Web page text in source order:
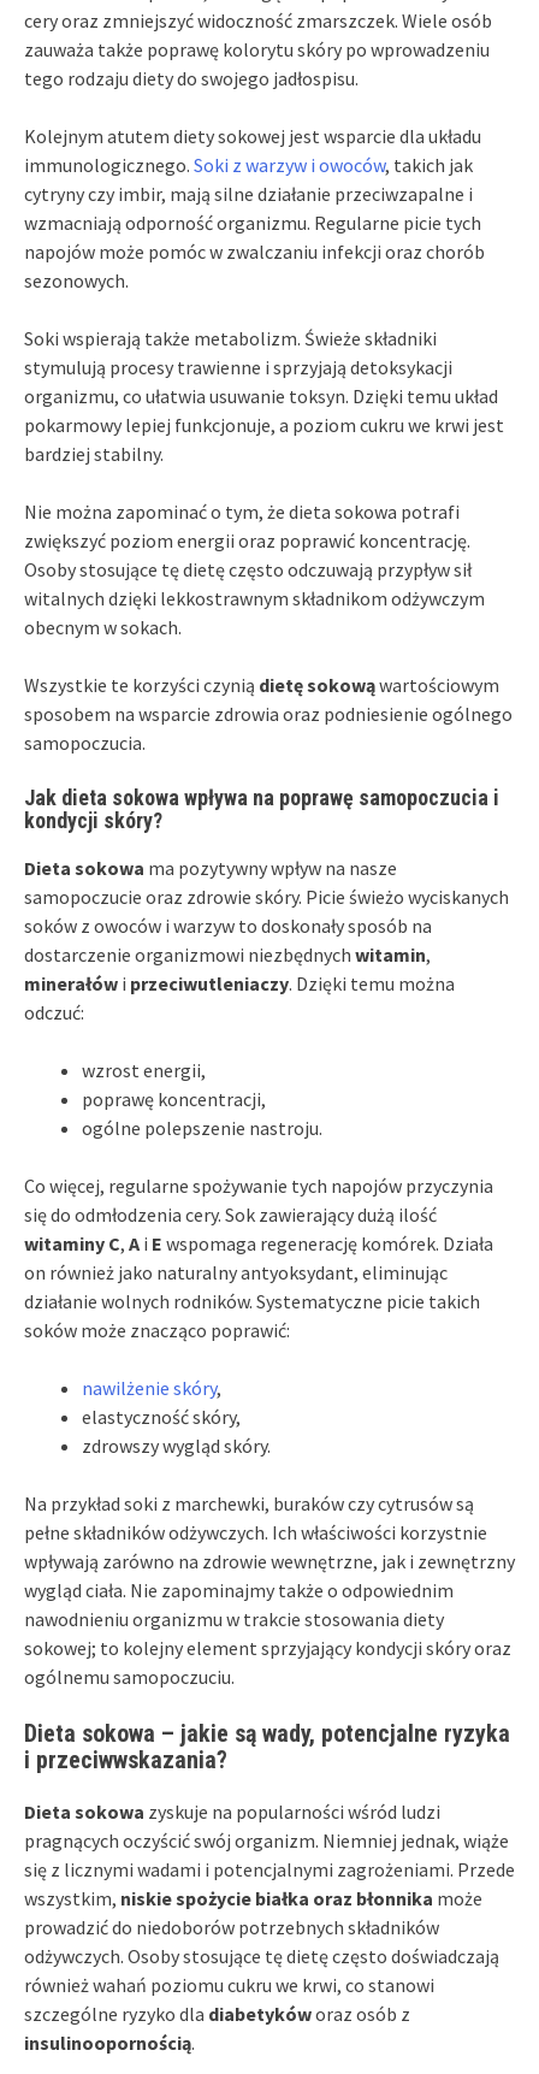
cery oraz zmniejszyć widoczność zmarszczek. Wiele osób
zauważa także poprawę kolorytu skóry po wprowadzeniu
tego rodzaju diety do swojego jadłospisu.
Kolejnym atutem diety sokowej jest wsparcie dla układu
immunologicznego. Soki z warzyw i owoców, takich jak
cytryny czy imbir, mają silne działanie przeciwzapalne i
wzmacniają odporność organizmu. Regularne picie tych
napojów może pomóc w zwalczaniu infekcji oraz chorób
sezonowych.
Soki wspierają także metabolizm. Świeże składniki
stymulują procesy trawienne i sprzyjają detoksykacji
organizmu, co ułatwia usuwanie toksyn. Dzięki temu układ
pokarmowy lepiej funkcjonuje, a poziom cukru we krwi jest
bardziej stabilny.
Nie można zapominać o tym, że dieta sokowa potrafi
zwiększyć poziom energii oraz poprawić koncentrację.
Osoby stosujące tę dietę często odczuwają przypływ sił
witalnych dzięki lekkostrawnym składnikom odżywczym
obecnym w sokach.
Wszystkie te korzyści czynią dietę sokowąwartościowym
sposobem na wsparcie zdrowia oraz podniesienie ogólnego
samopoczucia.
Jak dieta sokowa wpływa na poprawę samopoczucia i
kondycji skóry?
Dieta sokowa ma pozytywny wpływ na nasze
samopoczucie oraz zdrowie skóry. Picie świeżo wyciskanych
soków z owoców i warzyw to doskonały sposób na
dostarczenie organizmowi niezbędnych witamin,
minerałów i przeciwutleniaczy. Dzięki temu można
odczuć:
wzrost energii,
poprawę koncentracji,
ogólne polepszenie nastroju.
Co więcej, regularne spożywanie tych napojów przyczynia
się do odmłodzenia cery. Sok zawierający dużą ilość
witaminy C, A i E wspomaga regenerację komórek. Działa
on również jako naturalny antyoksydant, eliminując
działanie wolnych rodników. Systematyczne picie takich
soków może znacząco poprawić:
nawilżenie skóry,
elastyczność skóry,
zdrowszy wygląd skóry.
Na przykład soki z marchewki, buraków czy cytrusów są
pełne składników odżywczych. Ich właściwości korzystnie
wpływają zarówno na zdrowie wewnętrzne, jak i zewnętrzny
wygląd ciała. Nie zapominajmy także o odpowiednim
nawodnieniu organizmu w trakcie stosowania diety
sokowej; to kolejny element sprzyjający kondycji skóry oraz
ogólnemu samopoczuciu.
Dieta sokowa – jakie są wady, potencjalne ryzyka
i przeciwwskazania?
Dieta sokowa zyskuje na popularności wśród ludzi
pragnących oczyścić swój organizm. Niemniej jednak, wiąże
się z licznymi wadami i potencjalnymi zagrożeniami. Przede
wszystkim, niskie spożycie białka oraz błonnika może
prowadzić do niedoborów potrzebnych składników
odżywczych. Osoby stosujące tę dietę często doświadczają
również wahań poziomu cukru we krwi, co stanowi
szczególne ryzyko dla diabetykóworaz osób z
insulinoopornością.